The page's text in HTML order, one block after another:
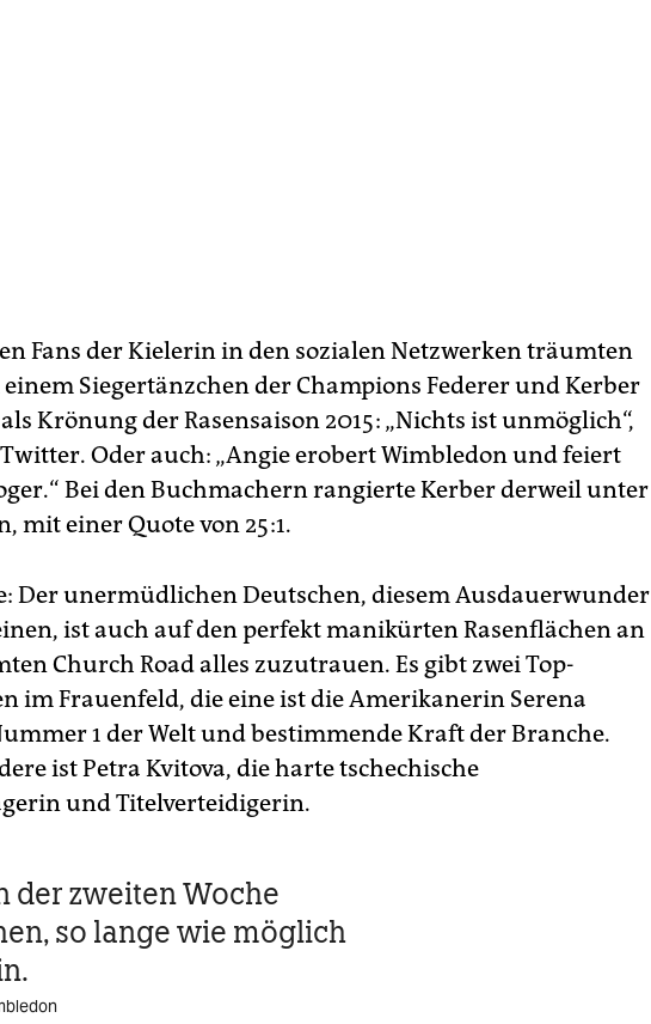
Fans der Kielerin in den sozialen Netzwerken träumten
Siegertänzchen der Champions Federer und Kerber
Krönung der Rasensaison 2015: „Nichts ist unmöglich“,
Oder auch: „Angie erobert Wimbledon und feiert
Bei den Buchmachern rangierte Kerber derweil unter
mit einer Quote von 25:1.
Der unermüdlichen Deutschen, diesem Ausdauerwunder
ist auch auf den perfekt manikürten Rasenflächen an
Church Road alles zuzutrauen. Es gibt zwei Top-
im Frauenfeld, die eine ist die Amerikanerin Serena
1 der Welt und bestimmende Kraft der Branche.
ist Petra Kvitova, die harte tschechische
und Titelverteidigerin.
der zweiten Woche
so lange wie möglich